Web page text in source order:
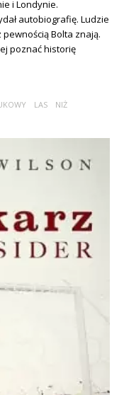
i Londynie.
autobiografię. Ludzie
Bolta znają.
poznać historię
LAS
NIŻ